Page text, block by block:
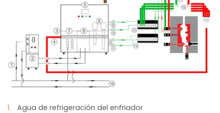
Agua de refrigeración del enfriador